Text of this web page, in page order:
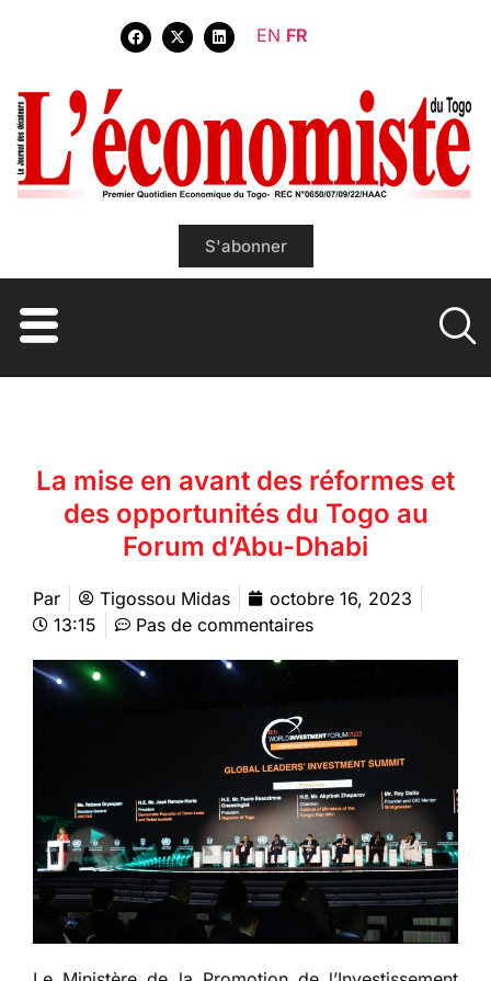
EN FR
S'abonner
La mise en avant des réformes et
des opportunités du Togo au
Forum d’Abu-Dhabi
Par Tigossou Midas
octobre 16, 2023
13:15
Pas de commentaires